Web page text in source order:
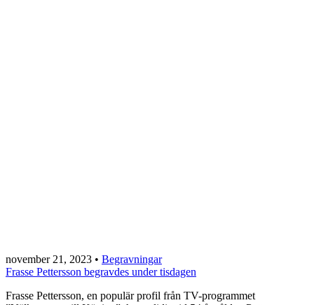
november 21, 2023 • Begravningar
Frasse Pettersson begravdes under tisdagen
Frasse Pettersson, en populär profil från TV-programmet